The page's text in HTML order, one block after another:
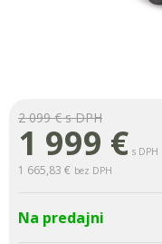
2 099 €s DPH
1 999 € s DPH
1 665,83 € bez DPH
Na predajni